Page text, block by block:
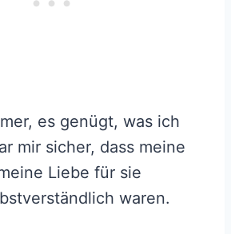
es genügt, was ich
mir sicher, dass meine
Liebe für sie
waren.